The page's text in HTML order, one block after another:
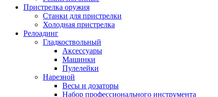
Пристрелка оружия
Станки для пристрелки
Холодная пристрелка
Релоадинг
Гладкоствольный
Аксессуары
Машинки
Пулелейки
Нарезной
Весы и дозаторы
Набор профессионального инструмента